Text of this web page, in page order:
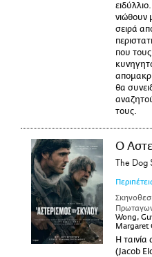
νιώθουν
σειρά
που
θα
τους.
Ο
The Dog
Wong,
Margaret
Η ταινία
(Jacob